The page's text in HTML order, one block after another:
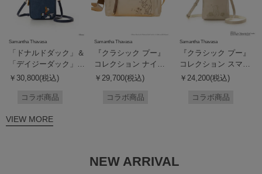
Samantha Thavasa
「ドナルドダック」＆
「デイジーダック」
コレクション デニム
（ドナルドダック）
￥30,800(税込)
コラボ商品
Samantha Thavasa
『クラシック プー』
コレクション ナイロ
ンショルダーバッグ
￥29,700(税込)
コラボ商品
Samantha Thavasa
『クラシック プー』
コレクション スマー
トフォンショルダーバ
￥24,200(税込)
コラボ商品
VIEW MORE
NEW ARRIVAL